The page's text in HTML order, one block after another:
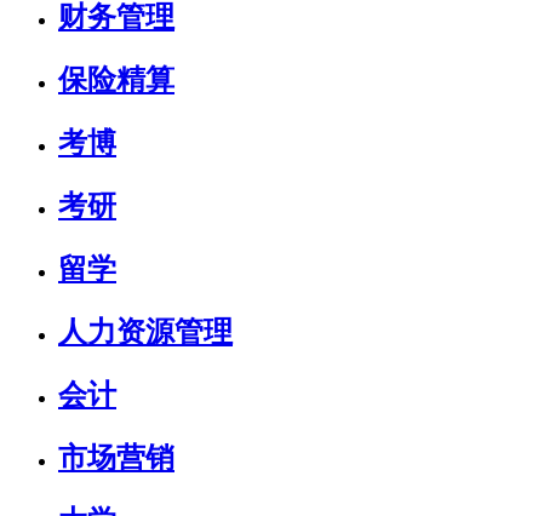
财务管理
保险精算
考博
考研
留学
人力资源管理
会计
市场营销